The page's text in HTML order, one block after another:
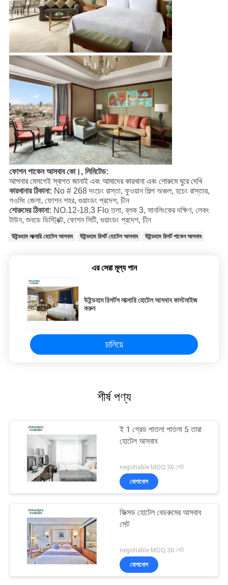
ফোশন পাকেন আসবাব কো।, লিমিটেড:
আপনার মেসগেই স্বাগত জানাই এবং আমাদের কারখানা এবং শোরুমে ঘুরে দেখি
কারখানার ঠিকানা: No # 268 দংচেং রাস্তা, ফুওয়ান শিল্প অঞ্চল, হচেং রাস্তার,
গওমিং জেলা, ফোশন শহর, গুয়াংডং প্রদেশ, চীন
শোরুমের ঠিকানা: NO.12-18,3 Flo তলা, ব্লক 3, সানলিংকের দক্ষিণ, লেকং
টাউন, শুনডে ডিস্ট্রিক্ট, ফোশন সিটি, গুয়াংডং প্রদেশ, চীন
উইন্ডহাম লাক্সারি হোটেল আসবাব উইন্ডহাম রিসর্ট হোটেল আসবাব উইন্ডহাম রিসর্ট পাকেন আসবাব
এর সেরা মূল্য পান
উইন্ডহাম রিসর্টস লাক্সারি হোটেল আসবাব কাস্টমাইজ
করুন
চালিয়ে
শীর্ষ পণ্য
ই 1 গ্রেড পাতলা পাতলা 5 তারা
হোটেল আসবাব
negotiable MOQ:30 সেট
যোগাযোগ
ফিক্সড হোটেল বেডরুমের আসবাব
সেট
negotiable MOQ:30 সেট
যোগাযোগ